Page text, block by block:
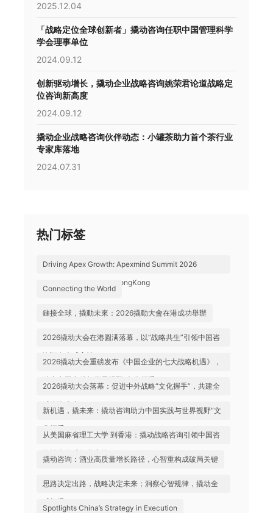
2025.12.04
「战略定位全球创新者」撬动咨询任职中国管理科学
学会理事单位
2024.09.12
创新驱动增长，撬动企业战略咨询姚荣君论道战略定
位咨询新高度
2024.09.12
撬动企业战略咨询伙伴动态：小罐茶助力首个茶行业
专家库落地
2024.07.31
热门标签
Driving Apex Growth: Apexmind Summit 2026
Successfully Held in HongKong
Connecting the World
鏈接全球，撬動未來：2026撬動大會在港成功舉辦
2026撬动大会在港圆满落幕，以“战略共生”引领中国咨
询迈向全球高地
2026撬动大会重磅发布《中国企业的七大战略机遇》，
助力中国实践与世界视野“文化握手”
2026撬动大会落幕：促进中外战略“文化握手”，共建全
球咨询生态
新机遇，撬未来：撬动咨询助力中国实践与世界视野“文
化握手”
从美国麻省理工大学 到香港：撬动战略咨询引领中国咨
询站上全球行业高地
撬动咨询：酒业高质量增长路径，心智重构成破局关键
思路决定出路，战略决定未来；洞察心智规律，撬动全
球机遇
Spotlights China’s Strategy in Execution